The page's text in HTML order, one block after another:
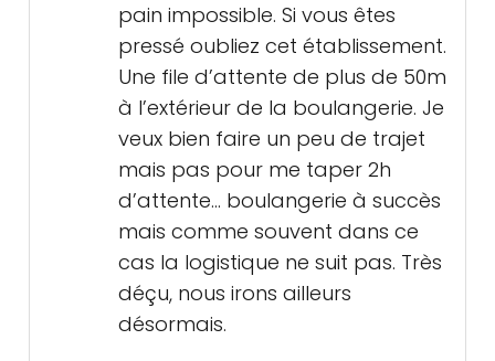
pain impossible. Si vous êtes
pressé oubliez cet établissement.
Une file d’attente de plus de 50m
à l’extérieur de la boulangerie. Je
veux bien faire un peu de trajet
mais pas pour me taper 2h
d’attente… boulangerie à succès
mais comme souvent dans ce
cas la logistique ne suit pas. Très
déçu, nous irons ailleurs
désormais.